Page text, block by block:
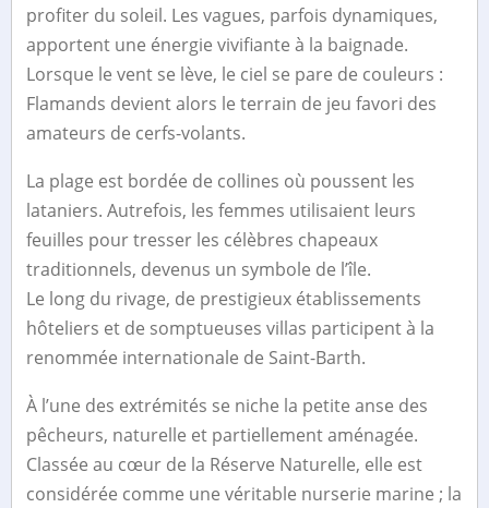
profiter du soleil. Les vagues, parfois dynamiques,
apportent une énergie vivifiante à la baignade.
Lorsque le vent se lève, le ciel se pare de couleurs :
Flamands devient alors le terrain de jeu favori des
amateurs de cerfs-volants.
La plage est bordée de collines où poussent les
lataniers. Autrefois, les femmes utilisaient leurs
feuilles pour tresser les célèbres chapeaux
traditionnels, devenus un symbole de l’île.
Le long du rivage, de prestigieux établissements
hôteliers et de somptueuses villas participent à la
renommée internationale de Saint-Barth.
À l’une des extrémités se niche la petite anse des
pêcheurs, naturelle et partiellement aménagée.
Classée au cœur de la Réserve Naturelle, elle est
considérée comme une véritable nurserie marine ; la